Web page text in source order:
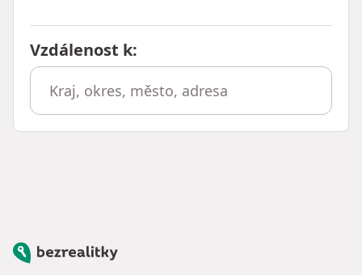
Vzdálenost k:
Bezrealitky